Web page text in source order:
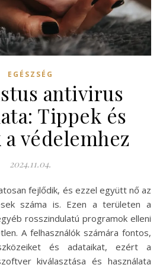
EGÉSZSÉG
antivirus
Tippek és
védelemhez
2024.11.04.
száma is. Ezen a területen a
rosszindulatú programok elleni
A felhasználók számára fontos,
és adataikat, ezért a
kiválasztása és használata